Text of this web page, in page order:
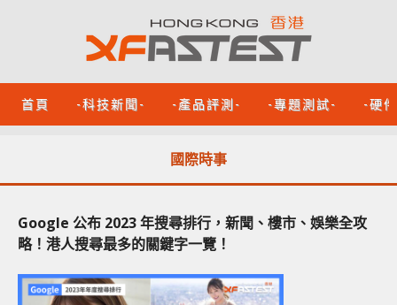
首頁 -科技新聞- -產品評測- -專題測試- -硬
國際時事
Google 公布 2023 年搜尋排行，新聞、樓市、娛樂全攻
略！港人搜尋最多的關鍵字一覽！